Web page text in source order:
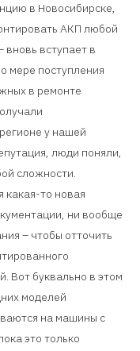
в Новосибирске,
АКП любой
вновь вступает в
мере поступления
в ремонте
у нашей
люди поняли,
сложности.
какая-то новая
ни вообще
– чтобы отточить
Вот буквально в этом
моделей
на машины с
это только